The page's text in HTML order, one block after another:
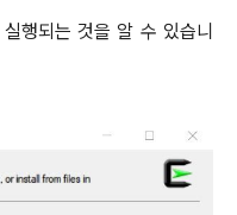
행되는 것을 알 수 있습니